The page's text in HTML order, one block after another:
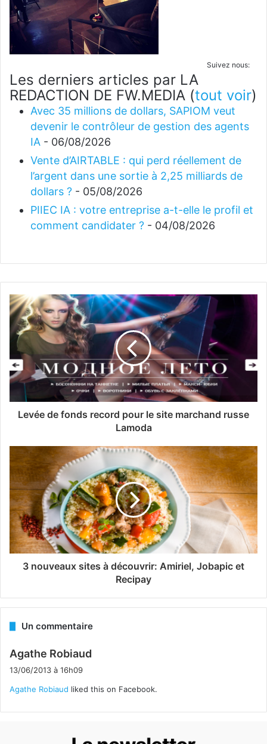
Suivez nous:
Les derniers articles par LA
REDACTION DE FW.MEDIA (tout voir)
Avec 35 millions de dollars, SAPIOM veut
devenir le contrôleur de gestion des agents
IA - 06/08/2026
Vente d’AIRTABLE : qui perd réellement de
l’argent dans une sortie à 2,25 milliards de
dollars ? - 05/08/2026
PIIEC IA : votre entreprise a-t-elle le profil et
comment candidater ? - 04/08/2026
Levée de fonds record pour le site marchand russe
Lamoda
3 nouveaux sites à découvrir: Amiriel, Jobapic et
Recipay
Un commentaire
Agathe Robiaud
13/06/2013 à 16h09
Agathe Robiaud liked this on Facebook.